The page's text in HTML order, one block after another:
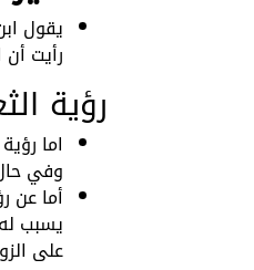
يقول
رأيت
رؤية
اما
وفي
أما عن
يسبب
على